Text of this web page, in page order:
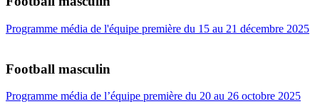
Programme média de l'équipe première du 15 au 21 décembre 2025
Football masculin
Programme média de l’équipe première du 20 au 26 octobre 2025